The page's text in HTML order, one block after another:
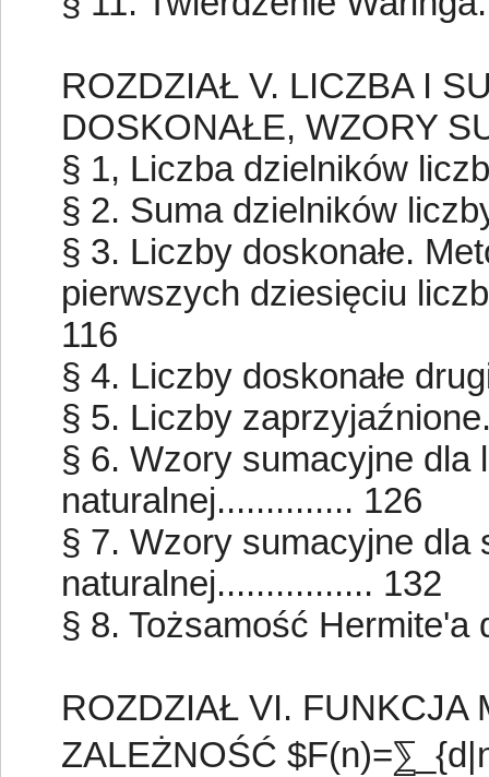
ROZDZIAŁ V. LICZBA I
DOSKONAŁE, WZORY
§ 1, Liczba dzielników
§ 2. Suma dzielników
§ 3. Liczby doskonałe.
pierwszych dziesięciu
116
§ 4. Liczby doskonałe
§ 5. Liczby
§ 6. Wzory sumacyjne dla
naturalnej.............. 126
§ 7. Wzory sumacyjne dla
naturalnej................ 132
§ 8. Tożsamość
ROZDZIAŁ VI. FUNKCJA
ZALEŻNOŚĆ